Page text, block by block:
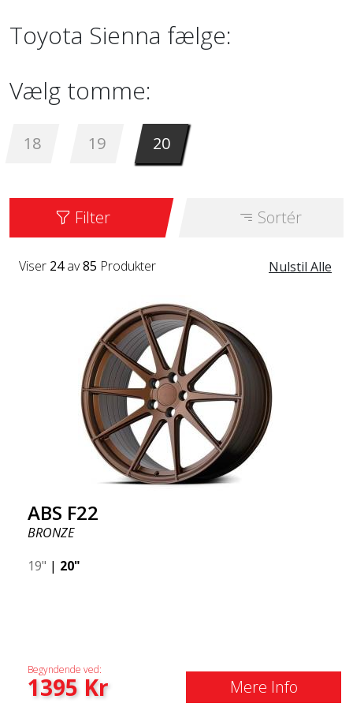
Toyota Sienna fælge:
Vælg tomme:
18 19 20
Filter Sortér
Nulstil Alle
Viser 24av85 Produkter
ABS F22
BRONZE
19" | 20"
Begyndende ved:
1395Kr Mere Info